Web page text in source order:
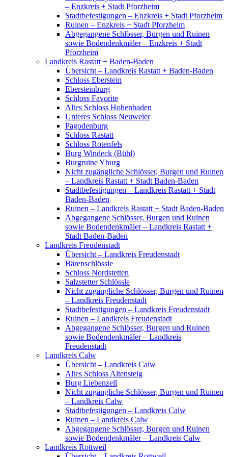
– Enzkreis + Stadt Pforzheim
Stadtbefestigungen – Enzkreis + Stadt Pforzheim
Ruinen – Enzkreis + Stadt Pforzheim
Abgegangene Schlösser, Burgen und Ruinen
sowie Bodendenkmäler – Enzkreis + Stadt
Pforzheim
Landkreis Rastatt + Baden-Baden
Übersicht – Landkreis Rastatt + Baden-Baden
Schloss Eberstein
Ebersteinburg
Schloss Favorite
Altes Schloss Hohenbaden
Unteres Schloss Neuweier
Pagodenburg
Schloss Rastatt
Schloss Rotenfels
Burg Windeck (Bühl)
Burgruine Yburg
Nicht zugängliche Schlösser, Burgen und Ruinen
– Landkreis Rastatt + Stadt Baden-Baden
Stadtbefestigungen – Landkreis Rastatt + Stadt
Baden-Baden
Ruinen – Landkreis Rastatt + Stadt Baden-Baden
Abgegangene Schlösser, Burgen und Ruinen
sowie Bodendenkmäler – Landkreis Rastatt +
Stadt Baden-Baden
Landkreis Freudenstadt
Übersicht – Landkreis Freudenstadt
Bärenschlössle
Schloss Nordstetten
Salzstetter Schlössle
Nicht zugängliche Schlösser, Burgen und Ruinen
– Landkreis Freudenstadt
Stadtbefestigungen – Landkreis Freudenstadt
Ruinen – Landkreis Freudenstadt
Abgegangene Schlösser, Burgen und Ruinen
sowie Bodendenkmäler – Landkreis
Freudenstadt
Landkreis Calw
Übersicht – Landkreis Calw
Altes Schloss Altensteig
Burg Liebenzell
Nicht zugängliche Schlösser, Burgen und Ruinen
– Landkreis Calw
Stadtbefestigungen – Landkreis Calw
Ruinen – Landkreis Calw
Abgegangene Schlösser, Burgen und Ruinen
sowie Bodendenkmäler – Landkreis Calw
Landkreis Rottweil